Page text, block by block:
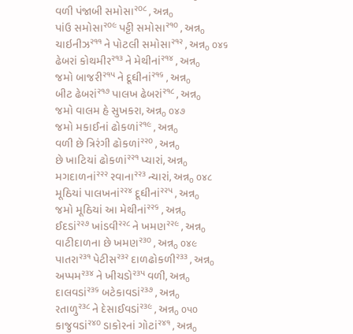
વળીપંજાબી સમોસા૨૦૮ , અન્ન૦
પાંઉ સમોસા૨૦૯ પટ્ટી સમોસા૨૧૦ , અન્ન૦
ચાઇનીઝ૨૧૧ નેપોટલી સમોસા૨૧૨ , અન્ન૦ ૦૪૬
ઢેબરાં કોથમીર૨૧૩ નેમેથીનાં૨૧૪ , અન્ન૦
જમો બાજરી૨૧૫ ને દૂધીનાં૨૧૬ , અન્ન૦
બીટ ઢેબરાં૨૧૭ પાલખ ઢેબરાં૨૧૮ , અન્ન૦
જમો વાલમ હે સુખકરા, અન્ન૦ ૦૪૭
જમોમકાઈનાં ઢોકળાં૨૧૯ , અન્ન૦
વળી છે ત્રિરંગીઢોકળાં૨૨૦ , અન્ન૦
છેખાટિયાં ઢોકળાં૨૨૧ પ્યારાં, અન્ન૦
મગદાળનાં૨૨૨ રવાના૨૨૩ ન્યારાં, અન્ન૦ ૦૪૮
મૂઠિયાં પાલખનાં૨૨૪ દૂધીનાં૨૨૫ , અન્ન૦
જમો મૂઠિયાં આમેથીનાં૨૨૬ , અન્ન૦
ઈદડાં૨૨૭ ખાંડવી૨૨૮ નેખમણ૨૨૯ , અન્ન૦
વાટીદાળના છે ખમણ૨૩૦ , અન્ન૦ ૦૪૯
પાતરા૨૩૧ પેટીસ૨૩૨ દાળઢોકળી૨૩૩ , અન્ન૦
અપ્પમ૨૩૪ નેખીચડો૨૩૫ વળી, અન્ન૦
દાલવડાં૨૩૬ બટેકાવડાં૨૩૭ , અન્ન૦
રતાળુ૨૩૮ ને દેસાઈવડાં૨૩૯ , અન્ન૦ ૦૫૦
કાજુવડાં૨૪૦ ડાકોરનાં ગોટાં૨૪૧ , અન્ન૦